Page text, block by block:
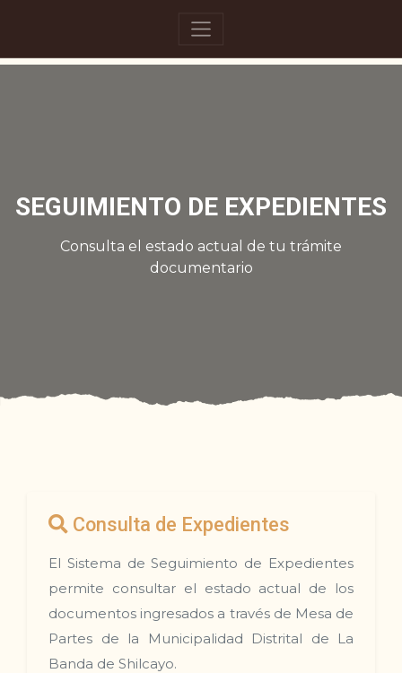
SEGUIMIENTO DE EXPEDIENTES
Consulta el estado actual de tu trámite
documentario
Consulta de Expedientes
El Sistema de Seguimiento de Expedientes
permite consultar el estado actual de los
documentos ingresados a través de Mesa de
Partes de la Municipalidad Distrital de La
Banda de Shilcayo.